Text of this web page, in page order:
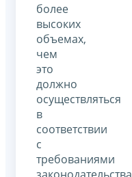
более
высоких
объемах,
чем
это
должно
осуществляться
в
соответствии
с
требованиями